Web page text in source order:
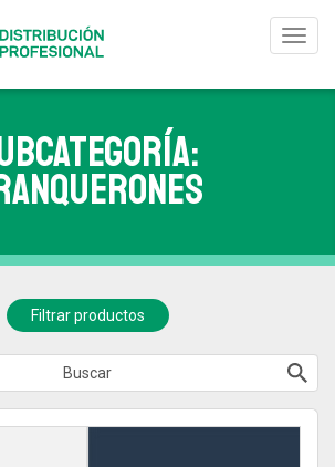
Filtrar productos